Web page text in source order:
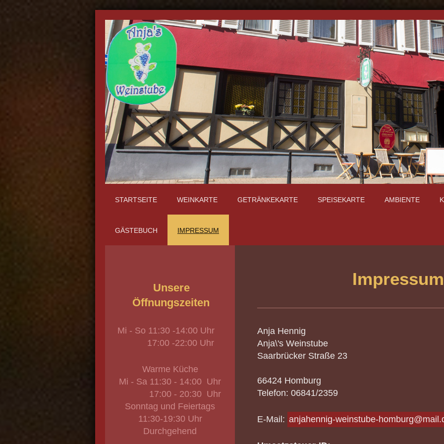
STARTSEITE WEINKARTE GETRÄNKEKARTE SPEISEKARTE AMBIENTE
GÄSTEBUCH IMPRESSUM
Impressum
Anja Hennig
Anja\'s Weinstube
Saarbrücker Straße 23
66424 Homburg
Telefon: 06841/2359
E-Mail: anjahennig-weinstube-
Unsere
Öffnungszeiten
Mi - So 11:30 -14:00 Uhr
17:00 -22:00 Uhr
Warme Küche
Mi - Sa 11:30 - 14:00 Uhr
17:00 - 20:30 Uhr
Sonntag und Feiertags
11:30-19:30 Uhr
Durchgehend